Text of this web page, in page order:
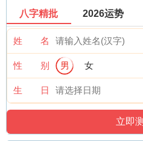
八字精批 2026运势
姓 名
性 别 男 女
生 日